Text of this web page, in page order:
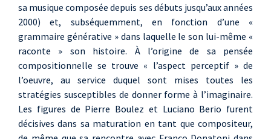
sa musique composée depuis ses débuts jusqu’aux années
2000) et, subséquemment, en fonction d’une «
grammaire générative » dans laquelle le son lui-même «
raconte » son histoire. À l’origine de sa pensée
compositionnelle se trouve « l’aspect perceptif » de
l’oeuvre, au service duquel sont mises toutes les
stratégies susceptibles de donner forme à l’imaginaire.
Les figures de Pierre Boulez et Luciano Berio furent
décisives dans sa maturation en tant que compositeur,